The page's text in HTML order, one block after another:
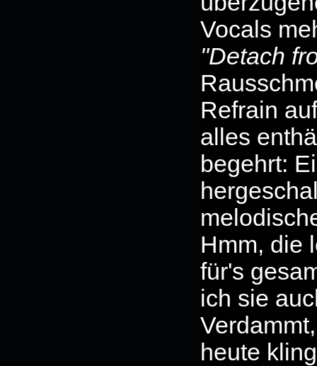
Vocals
"Detach
Refrain
alles
begehrt:
Hmm, die
für's
ich sie
heute